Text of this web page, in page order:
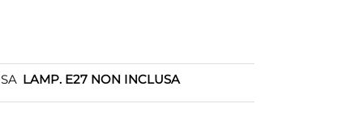
LAMP. E27 NON INCLUSA